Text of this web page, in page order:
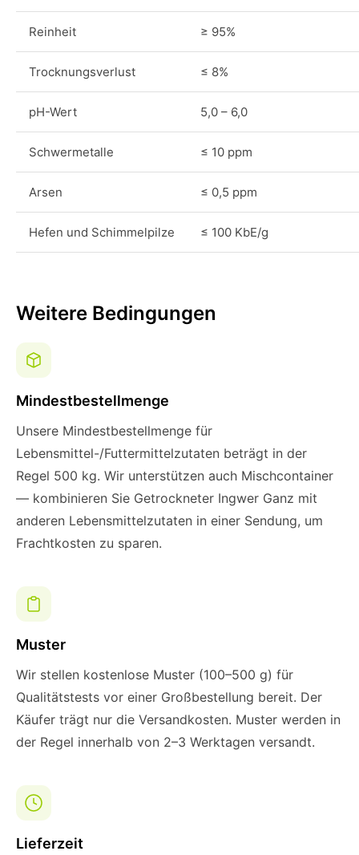
Reinheit ≥ 95%
Trocknungsverlust ≤ 8%
pH-Wert 5,0 – 6,0
Schwermetalle ≤ 10 ppm
Arsen ≤ 0,5 ppm
Hefen und Schimmelpilze ≤ 100 KbE/g
Weitere Bedingungen
Mindestbestellmenge
Unsere Mindestbestellmenge für
Lebensmittel-/Futtermittelzutaten beträgt in der
Regel 500 kg. Wir unterstützen auch Mischcontainer
— kombinieren Sie Getrockneter Ingwer Ganz mit
anderen Lebensmittelzutaten in einer Sendung, um
Frachtkosten zu sparen.
Muster
Wir stellen kostenlose Muster (100–500 g) für
Qualitätstests vor einer Großbestellung bereit. Der
Käufer trägt nur die Versandkosten. Muster werden in
der Regel innerhalb von 2–3 Werktagen versandt.
Lieferzeit